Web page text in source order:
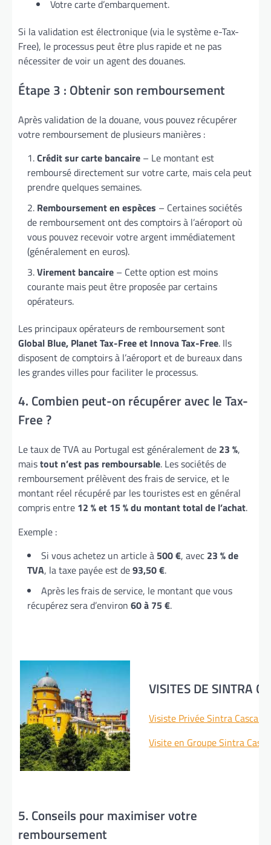
Votre carte d’embarquement.
Si la validation est électronique (via le système e-Tax-
Free), le processus peut être plus rapide et ne pas
nécessiter de voir un agent des douanes.
Étape 3 : Obtenir son remboursement
Après validation de la douane, vous pouvez récupérer
votre remboursement de plusieurs manières :
Crédit sur carte bancaire – Le montant est
remboursé directement sur votre carte, mais cela peut
prendre quelques semaines.
Remboursement en espèces – Certaines sociétés
de remboursement ont des comptoirs à l’aéroport où
vous pouvez recevoir votre argent immédiatement
(généralement en euros).
Virement bancaire – Cette option est moins
courante mais peut être proposée par certains
opérateurs.
Les principaux opérateurs de remboursement sont
Global Blue, Planet Tax-Free et Innova Tax-Free. Ils
disposent de comptoirs à l’aéroport et de bureaux dans
les grandes villes pour faciliter le processus.
4. Combien peut-on récupérer avec le Tax-
Free ?
Le taux de TVA au Portugal est généralement de 23 %,
maistout n’est pas remboursable. Les sociétés de
remboursement prélèvent des frais de service, et le
montant réel récupéré par les touristes est en général
compris entre 12 % et 15 % du montant total de l’achat.
Exemple :
Si vous achetez un article à 500 €, avec 23 % de
TVA, la taxe payée est de93,50 €.
Après les frais de service, le montant que vous
récupérez sera d’environ 60 à 75 €.
VISITES DE SINTRA
Visiste Privée Sintra Cascais
Visite en Groupe Sintra
5. Conseils pour maximiser votre
remboursement